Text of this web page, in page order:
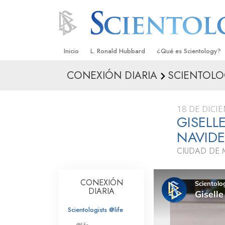
Inicio L. Ronald Hubbard ¿Qué es Scientology?
Creencias y Prácticas
Qué dicen los
Scientology
Conoce a un
Los Principios
Una Introducción a
CONEXIÓN DIARIA
18 DE
CIUDAD DE
CONEXIÓN
DIARIA
Scientologists @life